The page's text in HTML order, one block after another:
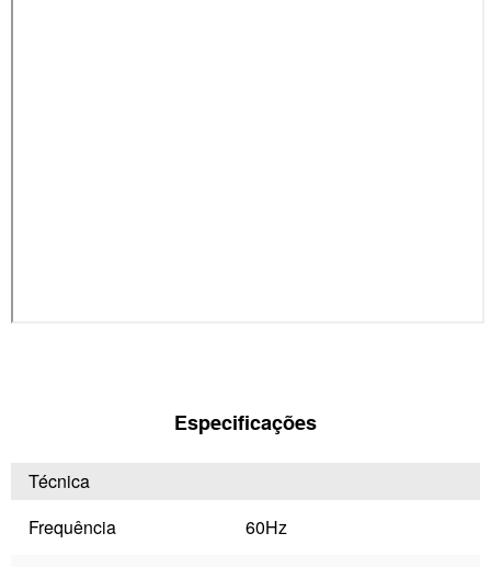
Especificações
Técnica
Frequência
60Hz